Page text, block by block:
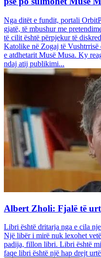
Nga ditët e fundit, portali
gjatë, të mbushur me
të cilit është përpjekur të
Katolike në Zogaj të Vushtrrisë
e atdhetarit Musë Musa. Ky
ndaj atij publikimi...
Albert Zholi: Fjalë të
Libri është dritarja nga e cila
Një libër i mirë nuk lexohet
padija, fillon libri. Libri është
faqe libri është një hap drejt